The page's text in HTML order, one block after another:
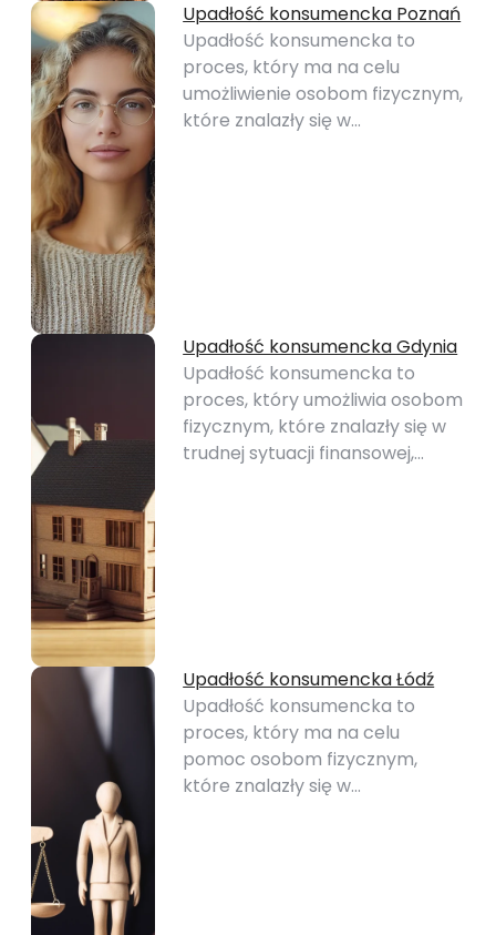
Upadłość konsumencka Poznań
Upadłość konsumencka to
proces, który ma na celu
umożliwienie osobom fizycznym,
które znalazły się w…
Upadłość konsumencka Gdynia
Upadłość konsumencka to
proces, który umożliwia osobom
fizycznym, które znalazły się w
trudnej sytuacji finansowej,…
Upadłość konsumencka Łódź
Upadłość konsumencka to
proces, który ma na celu
pomoc osobom fizycznym,
które znalazły się w…